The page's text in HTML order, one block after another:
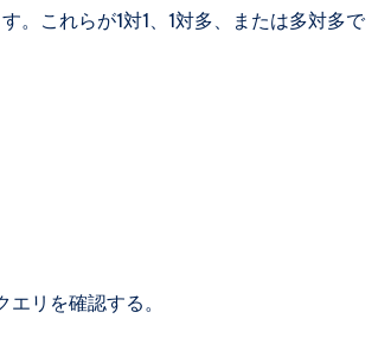
。これらが1対1、1対多、または多対多で
リを確認する。